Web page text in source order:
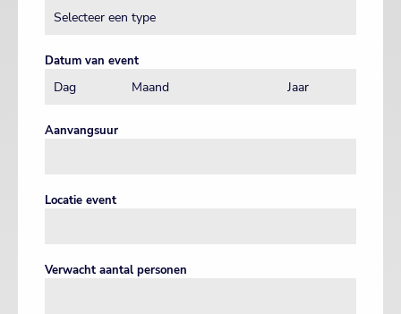
Datum van event
Aanvangsuur
Locatie event
Verwacht aantal personen